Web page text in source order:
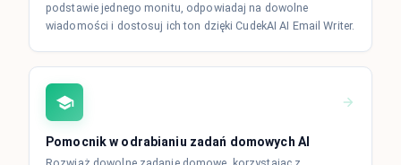
podstawie jednego monitu, odpowiadaj na dowolne
wiadomości i dostosuj ich ton dzięki CudekAI AI Email Writer.
Pomocnik w odrabianiu zadań domowych AI